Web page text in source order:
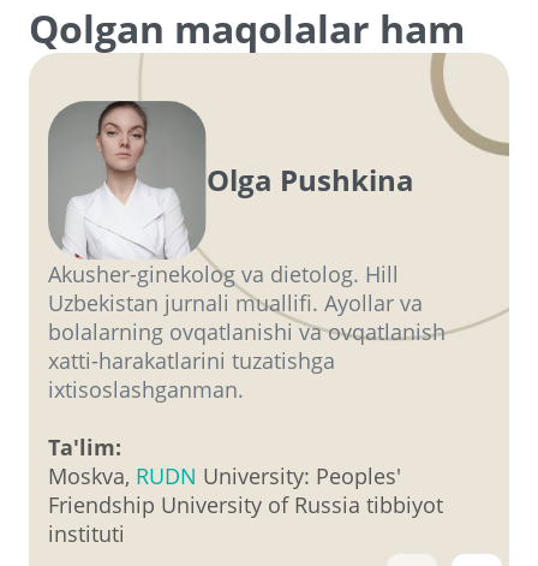
Qolgan maqolalar ham
Olga Pushkina
Akusher-ginekolog va dietolog. Hill
Uzbekistan jurnali muallifi. Ayollar va
bolalarning ovqatlanishi va ovqatlanish
xatti-harakatlarini tuzatishga
ixtisoslashganman.
Ta'lim:
Moskva, RUDN University: Peoples'
Friendship University of Russia tibbiyot
instituti